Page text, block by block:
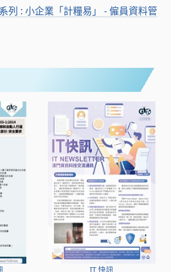
列 : 小企業「計糧易」 - 僱員資料管
IT 快訊